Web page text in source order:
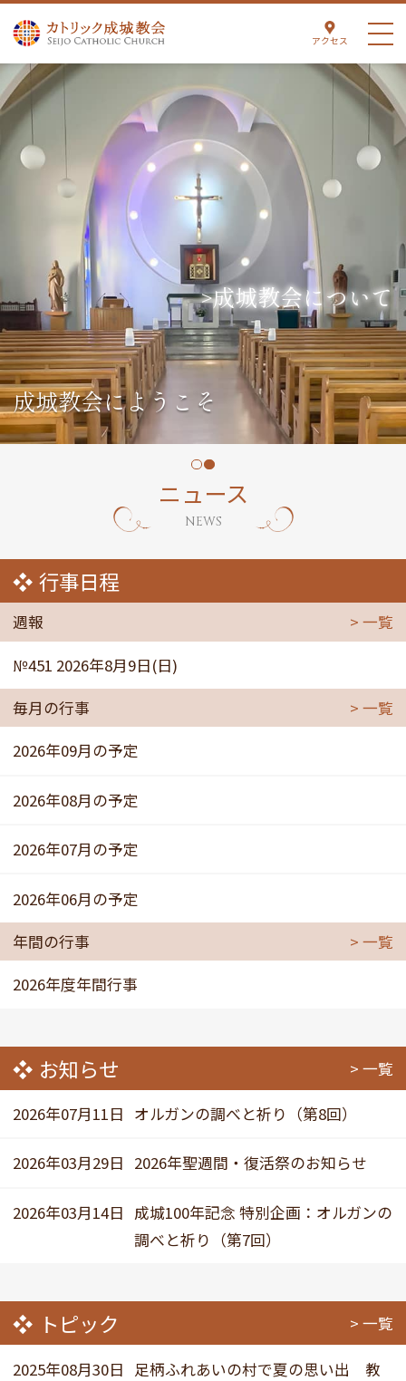
アクセス
成城教会にようこそ
成城教会について
ニュース
NEWS
行事日程
週報
一覧
№451 2026年8月9日(日)
毎月の行事
一覧
2026年09月の予定
2026年08月の予定
2026年07月の予定
2026年06月の予定
年間の行事
一覧
2026年度年間行事
お知らせ 一覧
2026年07月11日 オルガンの調べと祈り（第8回）
2026年03月29日 2026年聖週間・復活祭のお知らせ
2026年03月14日 成城100年記念 特別企画：オルガンの
調べと祈り（第7回）
トピック 一覧
2025年08月30日
足柄ふれあいの村で夏の思い出 教